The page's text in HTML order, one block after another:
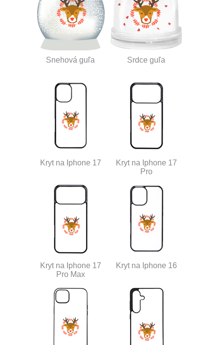
Snehová guľa Srdce guľa
Kryt na Iphone 17
Kryt na Iphone 17
Pro
Kryt na Iphone 17
Pro Max
Kryt na Iphone 16